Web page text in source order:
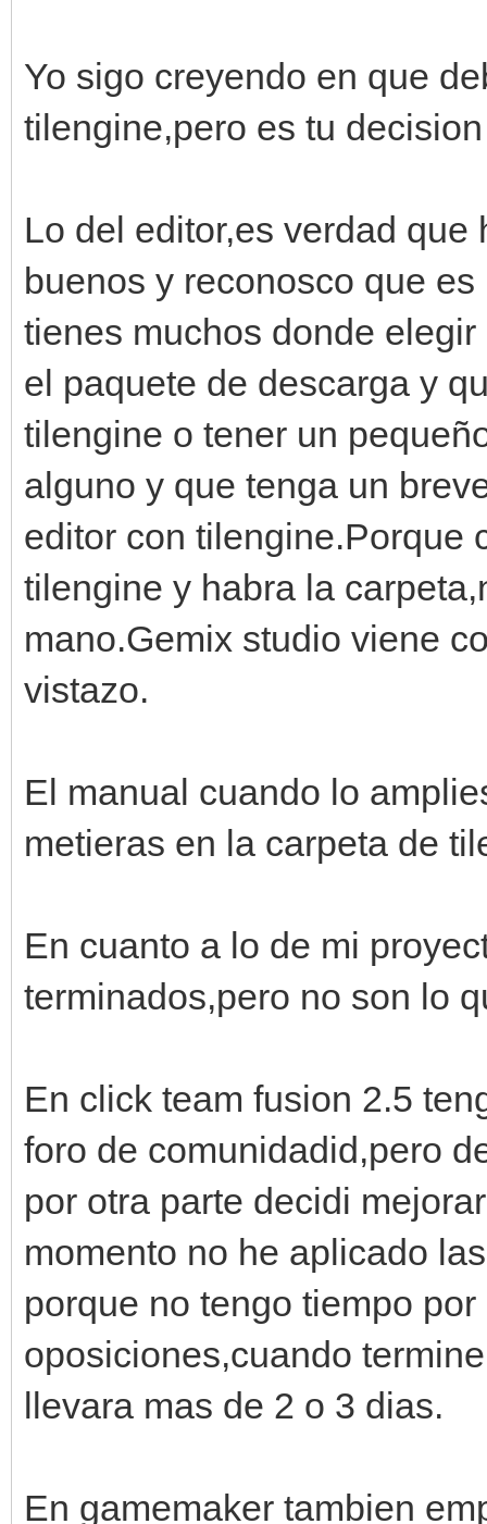
Yo sigo creyendo en que
tilengine,pero es tu
Lo del editor,es verdad
buenos y reconosco que
tienes muchos donde
el paquete de descarga y
tilengine o tener un
alguno y que tenga un
editor con tilengine.Porque
tilengine y habra la
mano.Gemix studio viene
vistazo.
El manual cuando lo
metieras en la carpeta de
En cuanto a lo de mi
terminados,pero no son lo
En click team fusion 2.5
foro de comunidadid,pero
por otra parte decidi
momento no he aplicado
porque no tengo tiempo
oposiciones,cuando
llevara mas de 2 o 3 dias.
En gamemaker tambien